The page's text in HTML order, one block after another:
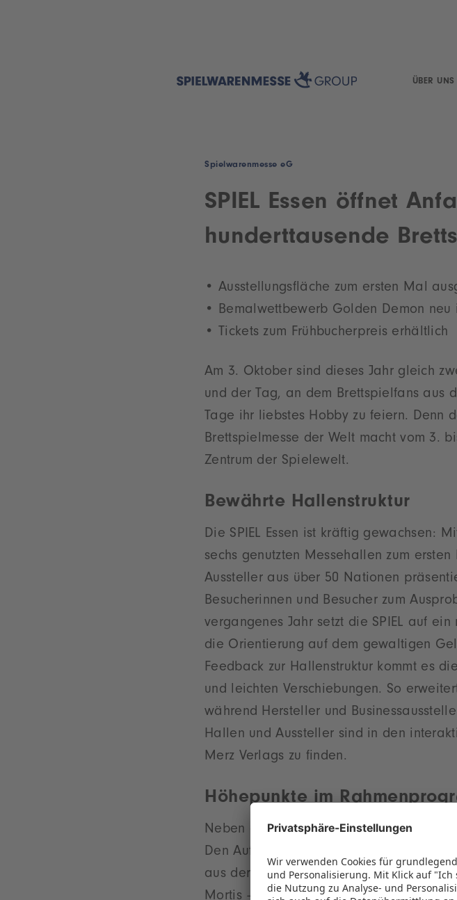
ÜBER UNS
Spielwarenmesse eG
SPIEL Essen öffnet
hunderttausende
Ausstellungsfläche zum ersten Mal
Bemalwettbewerb Golden Demon neu
Tickets zum Frühbucherpreis erhältlich
Am 3. Oktober sind dieses Jahr gleich
und der Tag, an dem Brettspielfans aus
Tage ihr liebstes Hobby zu feiern. Denn
Brettspielmesse der Welt macht vom 3.
Zentrum der Spielewelt.
Bewährte Hallenstruktur
Die SPIEL Essen ist kräftig gewachsen:
sechs genutzten Messehallen zum
Aussteller aus über 50 Nationen
Besucherinnen und Besucher zum
vergangenes Jahr setzt die SPIEL auf
die Orientierung auf dem gewaltigen
Feedback zur Hallenstruktur kommt es
und leichten Verschiebungen. So
während Hersteller und
Hallen und Aussteller sind in den
Merz Verlags zu finden.
Höhepunkte im
Neben den Spielen gibt es wieder ein
Den Auftakt macht am Donnerstag das
aus der Welt des bekannten